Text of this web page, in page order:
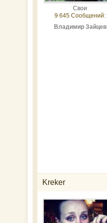
Свои
9 645 Сообщений:
Владимир Зайцев
Kreker